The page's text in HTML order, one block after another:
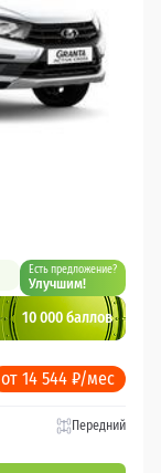
Есть предложение?
Улучшим!
10 000 баллов
от 14 544 ₽/мес
Передний